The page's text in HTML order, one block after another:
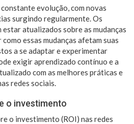
evolução, com novas
surgindo regularmente. Os
atualizados sobre as mudanças
essas mudanças afetam suas
a se adaptar e experimentar
exigir aprendizado contínuo e a
com as melhores práticas e
redes sociais.
o investimento
o investimento (ROI) nas redes